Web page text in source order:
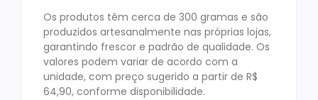
Os produtos têm cerca de 300 gramas e são
produzidos artesanalmente nas próprias lojas,
garantindo frescor e padrão de qualidade. Os
valores podem variar de acordo com a
unidade, com preço sugerido a partir de R$
64,90, conforme disponibilidade.